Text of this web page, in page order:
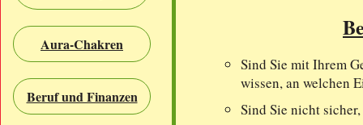
Aura-Chakren
Beruf und Finanzen
Sind Sie mit Ihrem
wissen, an welchen
Sind Sie nicht